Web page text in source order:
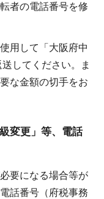
者の電話番号を修
用して「大阪府中
してください。ま
な金額の切手をお
変更」等、電話
要になる場合等が
話番号（府税事務